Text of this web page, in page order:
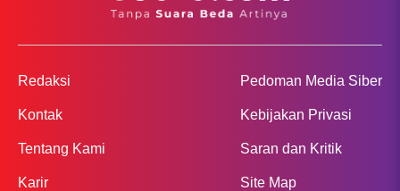
Redaksi
Kontak
Tentang Kami
Karir
Pedoman Media Siber
Kebijakan Privasi
Saran dan Kritik
Site Map